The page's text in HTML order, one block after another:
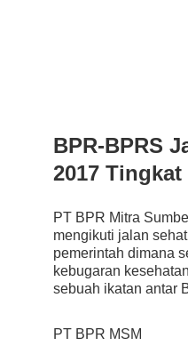
BPR-BPRS
2017
PT BPR Mitra
mengikuti jalan
pemerintah dimana
kebugaran
sebuah ikatan antar
PT BPR MSM